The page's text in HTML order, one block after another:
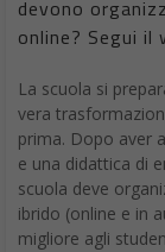
devono
online? Segui il
La scuola si
vera
prima. Dopo aver
e una didattica di
scuola deve
ibrido (online e in
migliore agli